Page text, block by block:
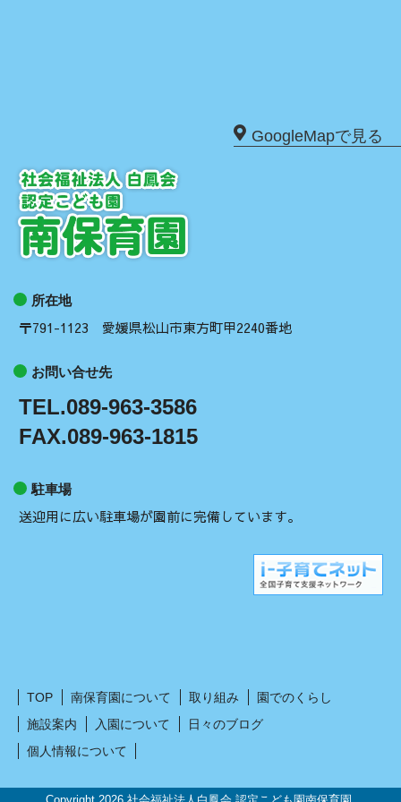
GoogleMapで見る
所在地
〒791-1123 愛媛県松山市東方町甲2240番地
お問い合せ先
TEL.089-963-3586
FAX.089-963-1815
駐車場
送迎用に広い駐車場が園前に完備しています。
TOP 南保育園について 取り組み
園でのくらし
施設案内
入園について
日々のブログ
個人情報について